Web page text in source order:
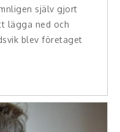
själv gjort
lägga ned och
blev företaget